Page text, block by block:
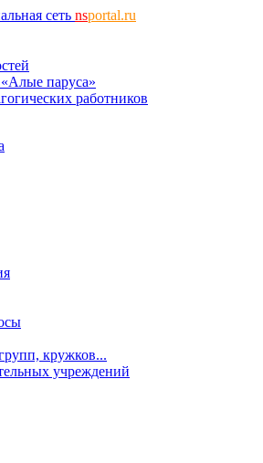
сеть nsportal.ru
паруса»
работников
кружков...
учреждений